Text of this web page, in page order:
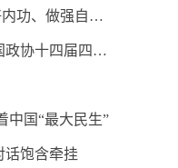
一习话·习近平的两会时间丨“练好内功、做强自身” 代表们这样说
习近平等党和国家领导人出席全国政协十四届四次会议闭幕会
中国“最大民生”
话饱含牵挂